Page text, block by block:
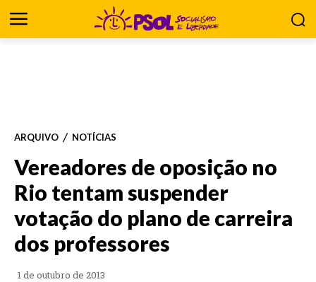
ARQUIVO NOTÍCIAS
Vereadores de oposição no
Rio tentam suspender
votação do plano de carreira
dos professores
1 de outubro de 2013